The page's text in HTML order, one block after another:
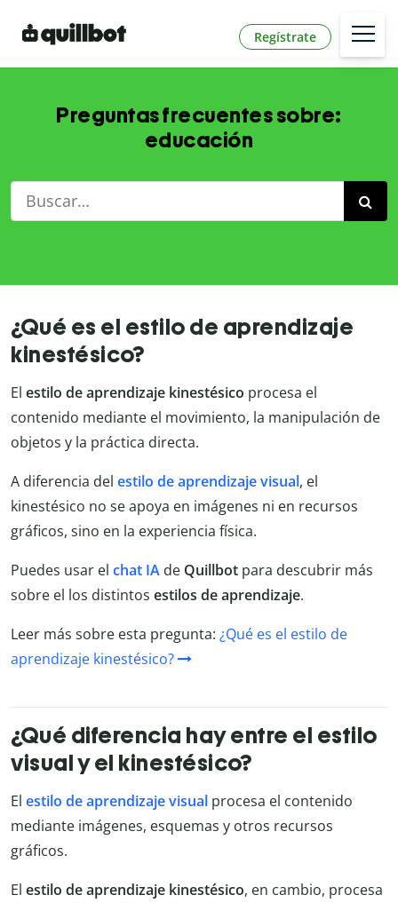
Regístrate
Preguntas frecuentes sobre:
educación
¿Qué es el estilo de aprendizaje
kinestésico?
El estilo de aprendizaje kinestésico procesa el
contenido mediante el movimiento, la manipulación de
objetos y la práctica directa.
A diferencia del estilo de aprendizaje visual, el
kinestésico no se apoya en imágenes ni en recursos
gráficos, sino en la experiencia física.
Puedes usar el chat IA de Quillbot para descubrir más
sobre el los distintos estilos de aprendizaje.
Leer más sobre esta pregunta: ¿Qué es el estilo de
aprendizaje kinestésico?
¿Qué diferencia hay entre el estilo
visual y el kinestésico?
El estilo de aprendizaje visual procesa el contenido
mediante imágenes, esquemas y otros recursos
gráficos.
El estilo de aprendizaje kinestésico, en cambio, procesa